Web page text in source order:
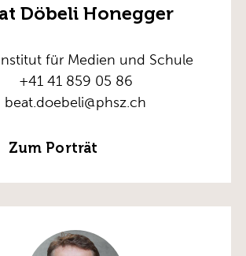
Döbeli Honegger
für Medien und Schule
+41 41 859 05 86
beat.doebeli@phsz.ch
Zum Porträt